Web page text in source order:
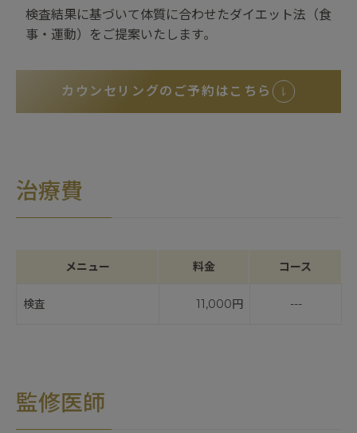
検査結果に基づいて体質に合わせたダイエット法（食
事・運動）をご提案いたします｡
カウンセリングのご予約はこちら
治療費
メニュー 料金 コース
検査 11,000円 ---
監修医師